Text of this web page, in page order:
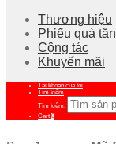
Thương hiệu
Phiếu quà
Cộng tác
Khuyến mãi
Tài khoản của tôi
Tìm kiếm
Tìm kiếm:
Cart 0